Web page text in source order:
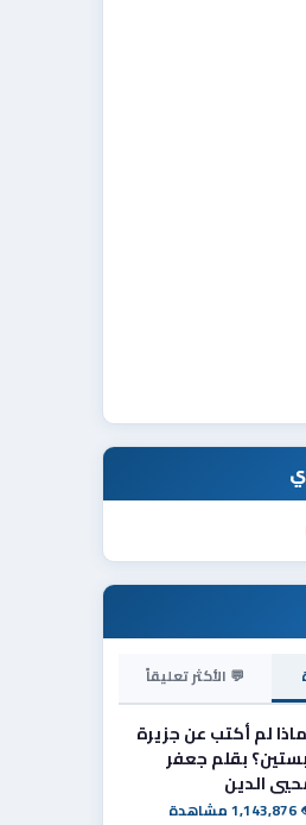
💬 الأكثر تعليقاً
لم أكتب عن جزيرة
بقلم جعفر
الدين